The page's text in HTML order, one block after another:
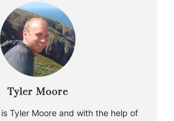
Tyler Moore
Tyler Moore and with the help of